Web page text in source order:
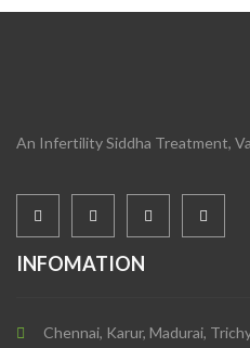
An Infertility Siddha Treatment,
INFOMATION
Chennai, Karur, Madurai,